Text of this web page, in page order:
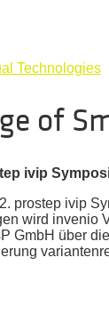
Technologies
of
ivip
prostep ivip
wird
GmbH über